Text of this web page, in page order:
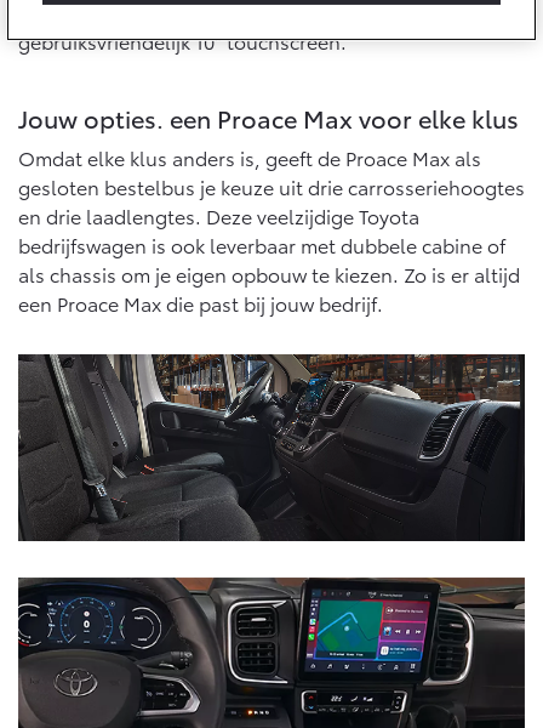
Vanaf € 39.995,- Vanaf € 48.995,-
Mirai
WATERSTOF-ELEKTRISCH
Vanaf € 76.695,-
Proace City (excl. BTW)
OOK ALS BATTERIJ-
ELEKTRISCH
Vanaf € 27.945,-
Proace (excl. BTW)
OOK ALS BATTERIJ-
ELEKTRISCH
Proace Verso
BATTERIJ-ELEKTRISCH
Connected check
bedrijfsbus, toegankelijk gemaakt door een
gebruiksvriendelijk 10" touchscreen.
Jouw opties. een Proace Max voor elke klus
Omdat elke klus anders is, geeft de Proace Max als
gesloten bestelbus je keuze uit drie carrosseriehoogtes
en drie laadlengtes. Deze veelzijdige Toyota
bedrijfswagen is ook leverbaar met dubbele cabine of
als chassis om je eigen opbouw te kiezen. Zo is er altijd
een Proace Max die past bij jouw bedrijf.